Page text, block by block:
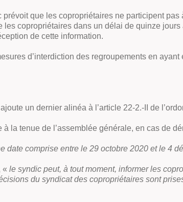
que les copropriétaires ne participent
copropriétaires dans un délai de quinze
de cette information.
d’interdiction des regroupements en
un dernier alinéa à l’article 22-2.-II de
la tenue de l’assemblée générale, en cas de
date comprise entre le 29 octobre 2020 et le 4
«le syndic peut, à tout moment, informer les
du syndicat des copropriétaires sont